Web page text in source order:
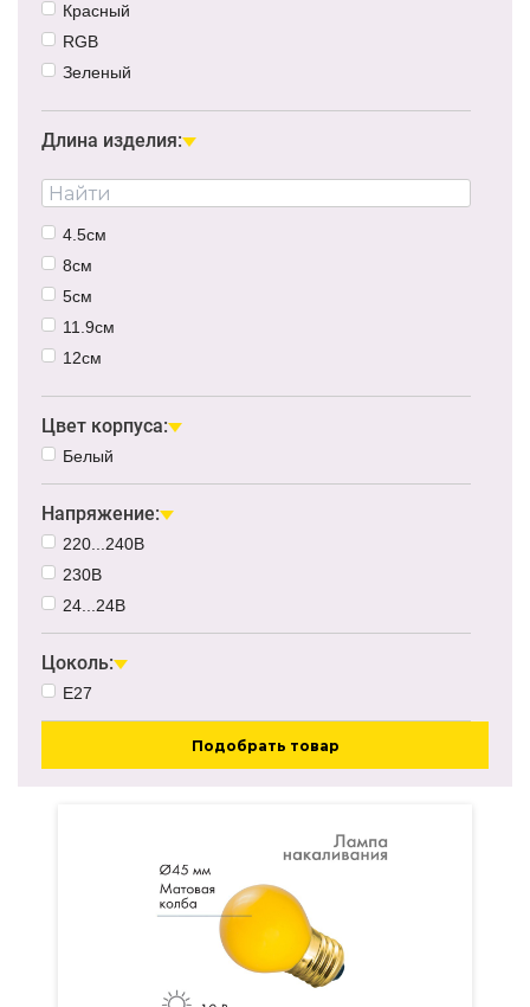
Красный
RGB
Зеленый
Мультиколор
Розовый
Длина изделия:
4.5см
8см
5см
11.9см
12см
10см
10.9см
Цвет корпуса:
Белый
Напряжение:
220...240В
230В
24...24В
Цоколь:
E27
Подобрать товар